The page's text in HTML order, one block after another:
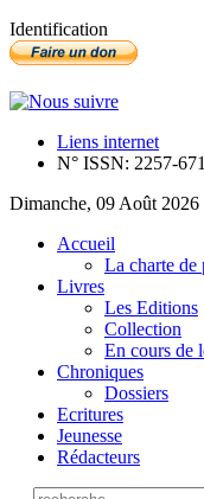
Identification
Liens internet
N° ISSN: 2257-
Dimanche, 09 Août 2026
Accueil
La charte de
Livres
Les Editions
Collection
En cours de
Chroniques
Dossiers
Ecritures
Jeunesse
Rédacteurs